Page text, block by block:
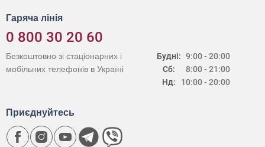
Гаряча лінія
0 800 30 20 60
Будні:
Сб:
Нд:
9:00 - 20:00
8:00 - 21:00
10:00 - 20:00
Безкоштовно зі стаціонарних і
мобільних телефонів в Україні
Приєднуйтесь